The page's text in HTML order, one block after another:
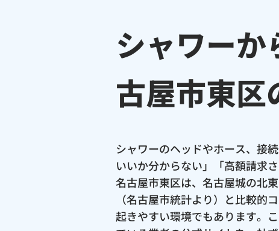
シャワー
古屋市東区
シャワーのヘッドやホース、接
いいか分からない」「高額請求
名古屋市東区は、名古屋城の北
（名古屋市統計より）と比較
起きやすい環境でもあります。